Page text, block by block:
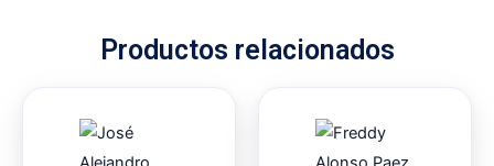
Productos relacionados